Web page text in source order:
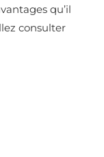
qu’il
consulter